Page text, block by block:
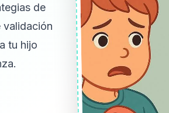
de
validación
tu hijo